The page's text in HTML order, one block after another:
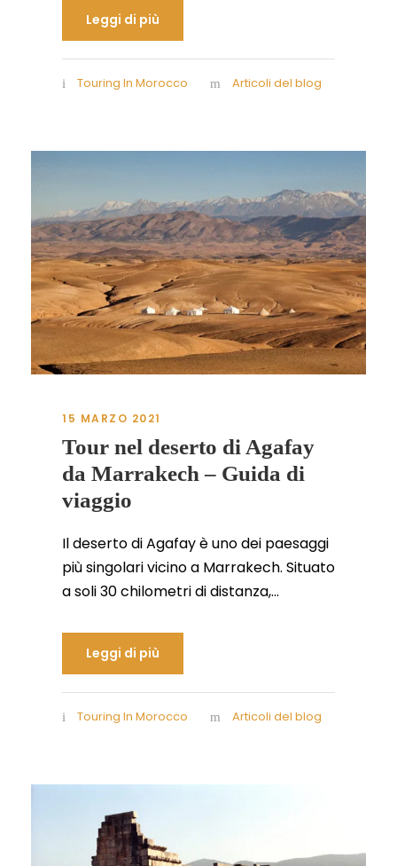
Leggi di più
Touring In Morocco Articoli del blog
15 MARZO 2021
Tour nel deserto di Agafay
da Marrakech – Guida di
viaggio
Il deserto di Agafay è uno dei paesaggi
più singolari vicino a Marrakech. Situato
a soli 30 chilometri di distanza,...
Leggi di più
Touring In Morocco Articoli del blog